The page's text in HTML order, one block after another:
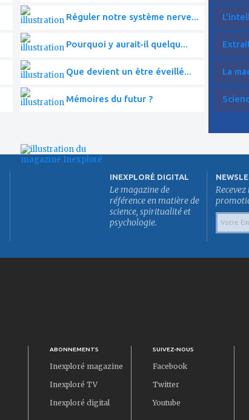
Réguler notre système nerve...
Pourquoi y aurait-il quelqu...
Que devient un être éveillé...
Mémoires du futur ?
La
INEXPLORÉ DIGITAL
Le magazine de
référence en matière de
science, spiritualité et
psychologie.
ABONNEMENTS
Inexploré magazine
Inexploré TV
Inexploré digital
SUIVEZ-NOUS
Facebook
Twitter
Youtube